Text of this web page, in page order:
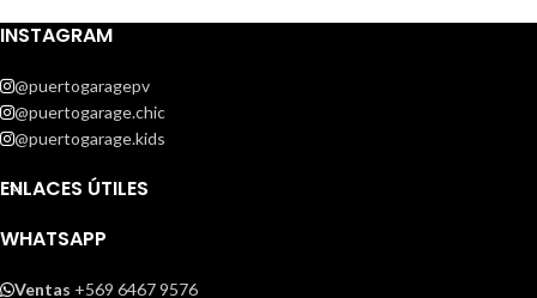
INSTAGRAM
@puertogaragepv
@puertogarage.chic
@puertogarage.kids
ENLACES ÚTILES
WHATSAPP
Ventas +569 6467 9576